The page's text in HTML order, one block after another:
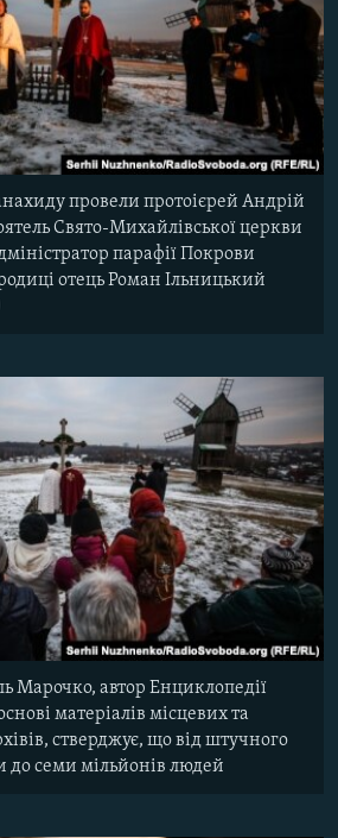
провели протоієрей Андрій
Свято-Михайлівської церкви
парафії Покрови
отець Роман Ільницький
Марочко, автор Енциклопедії
матеріалів місцевих та
стверджує, що від штучного
до семи мільйонів людей